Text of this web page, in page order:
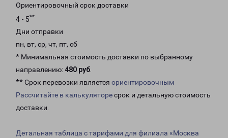
Ориентировочный срок доставки
4 - 5**
Дни отправки
пн, вт, ср, чт, пт, сб
* Минимальная стоимость доставки по выбранному
направлению: 480 руб.
** Срок перевозки является ориентировочным
Рассчитайте в калькуляторесрок и детальную стоимость
доставки.
Детальная таблица с тарифами для филиала «Москва